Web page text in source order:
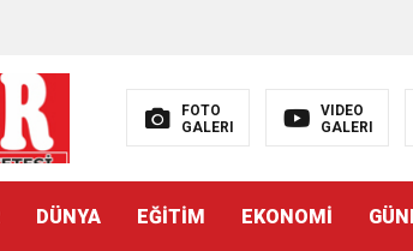
FOTO
GALERI
VIDEO
GALERI
DÜNYA EĞİTİM EKONOMİ